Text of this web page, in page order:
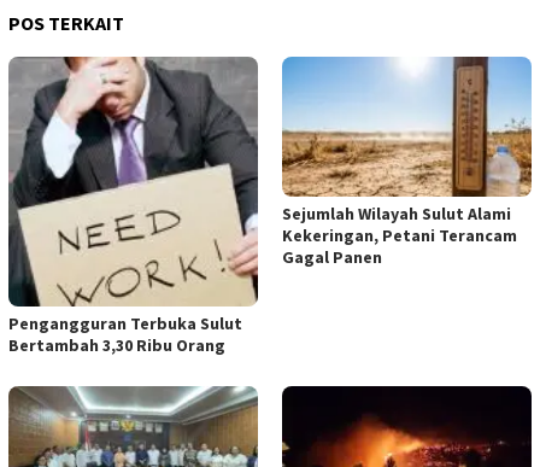
POS TERKAIT
Pengangguran Terbuka Sulut
Bertambah 3,30 Ribu Orang
Sejumlah Wilayah Sulut Alami
Kekeringan, Petani Terancam
Gagal Panen